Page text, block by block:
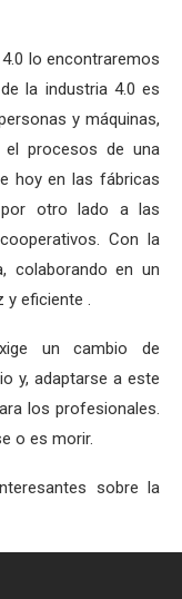
lo encontraremos
la industria 4.0 es
y máquinas,
el procesos de una
hoy en las fábricas
otro lado a las
Con la
colaborando en un
y eficiente .
un cambio de
y, adaptarse a este
los profesionales.
o es morir.
sobre la